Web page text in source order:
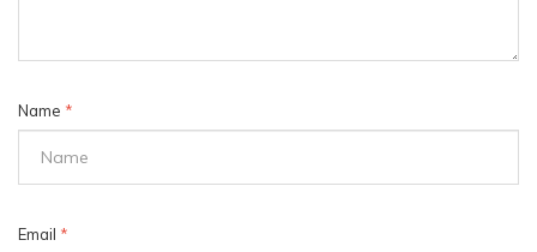
Name *
Email *